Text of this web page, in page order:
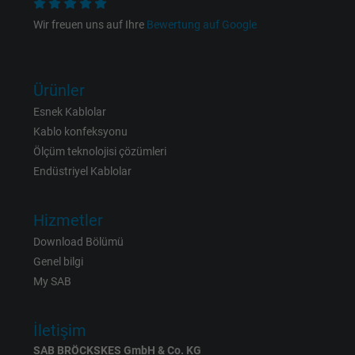
Name
Expire
Purpose
the help of this ID, Google can recognize
user on different websites across domains
and display personalized advertising.
Name
Google Ad Conversion Tracking
Vendor
Expire
Wir freuen uns auf Ihre Bewertung auf Google
Ürünler
Esnek Kablolar
Kablo konfeksyonu
Ölçüm teknolojisi çözümleri
Endüstriyel Kablolar
Hizmetler
Download Bölümü
Genel bilgi
My SAB
İletişim
SAB BRÖCKSKES GmbH & Co. KG